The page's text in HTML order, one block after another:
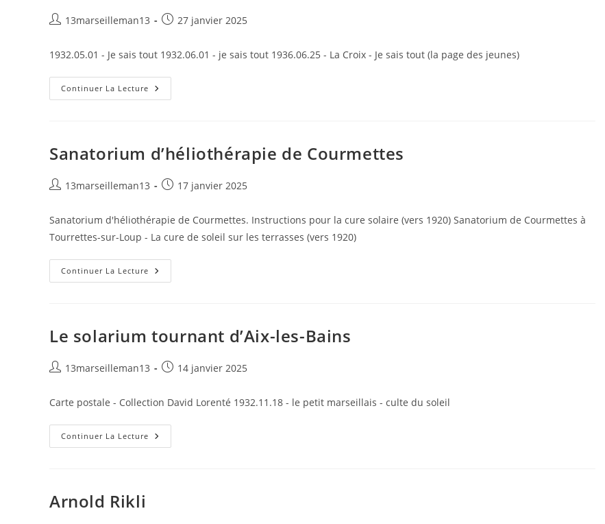
Auteur/autrice
la
publication :
13marseilleman13
Publication
27 janvier 2025
1932.05.01 - Je sais tout 1932.06.01 - je sais tout 1936.06.25 - La Croix - Je sais tout (la page des jeunes)
Continuer La Lecture Je
Sais
Sanatorium d’héliothérapie de Courmettes
Auteur/autrice
la
publication :
13marseilleman13
Publication
17 janvier 2025
Sanatorium d'héliothérapie de Courmettes. Instructions pour la cure solaire (vers 1920) Sanatorium de Courmettes à
Tourrettes-sur-Loup - La cure de soleil sur les terrasses (vers 1920)
Continuer La Lecture Sanatorium
D’héliothérapie
Le solarium tournant d’Aix-les-Bains
Auteur/autrice
la
publication :
13marseilleman13
Publication
14 janvier 2025
Carte postale - Collection David Lorenté 1932.11.18 - le petit marseillais - culte du soleil
Continuer La Lecture Le
Solarium
Arnold Rikli